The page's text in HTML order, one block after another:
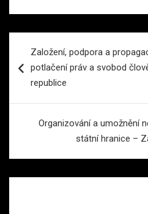
pro
příspěvek
Založení, podpora a
potlačení práv a svobod
republice
Organizování a umožnění
státní hranice –